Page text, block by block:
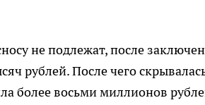
не подлежат, после
рублей. После чего
более восьми миллионов